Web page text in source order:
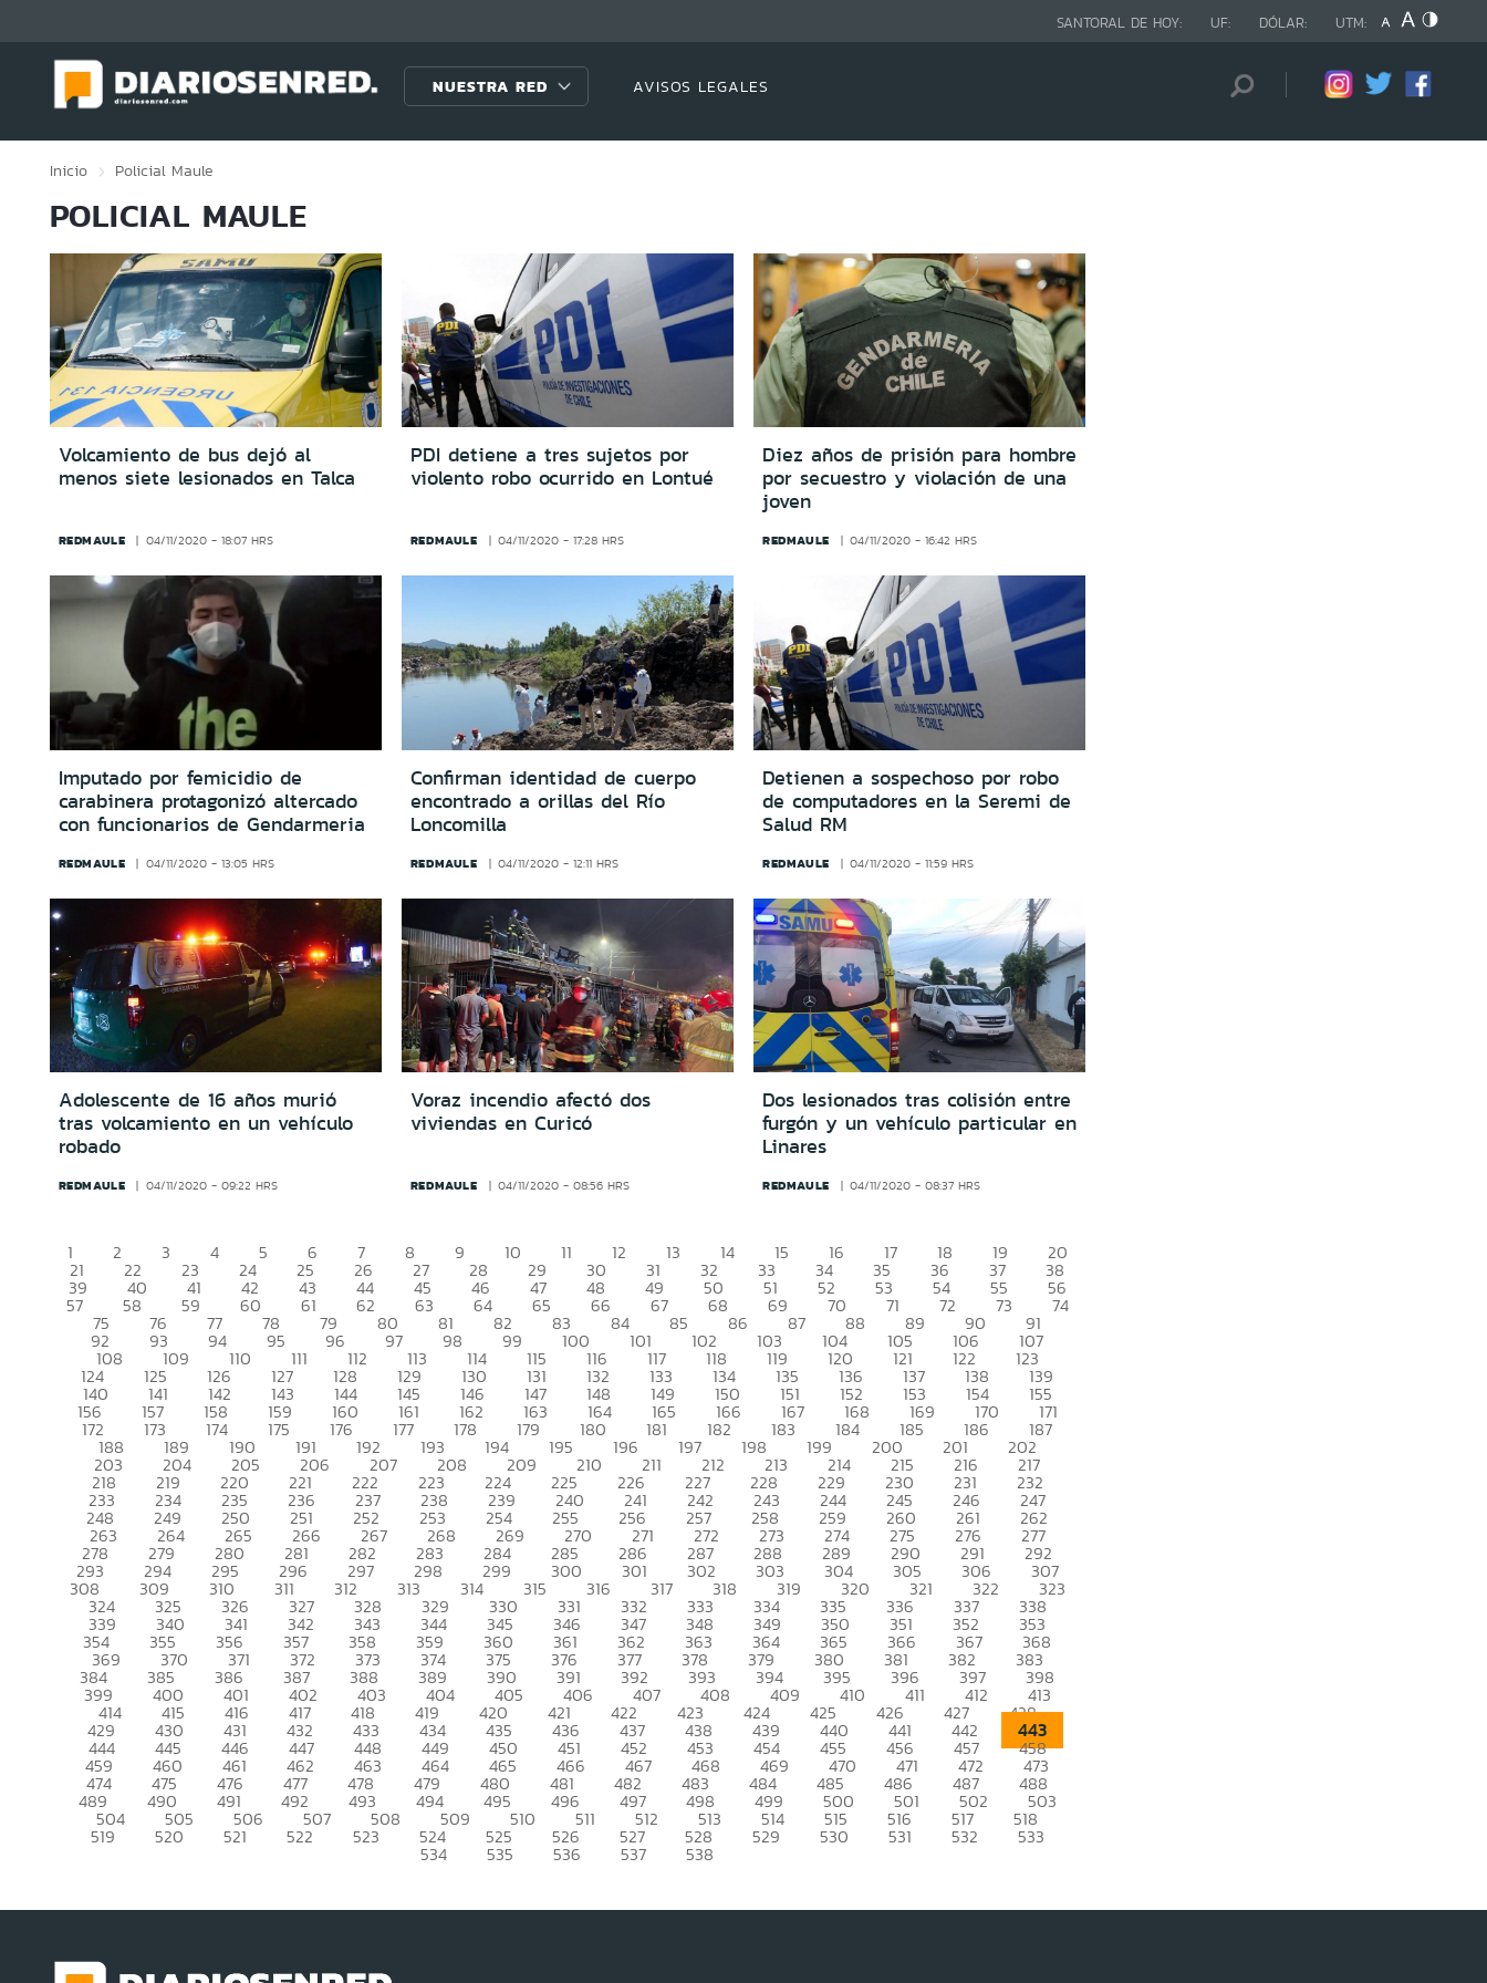
SANTORAL DE HOY: UF: DÓLAR: UTM:
NUESTRA RED AVISOS LEGALES
Inicio Policial Maule
POLICIAL MAULE
Volcamiento de bus dejó al
menos siete lesionados en Talca
REDMAULE 04/11/2020 - 18:07 HRS
PDI detiene a tres sujetos por
violento robo ocurrido en Lontué
REDMAULE 04/11/2020 - 17:28 HRS
Diez años de prisión para hombre
por secuestro y violación de una
joven
REDMAULE 04/11/2020 - 16:42 HRS
Imputado por femicidio de
carabinera protagonizó altercado
con funcionarios de Gendarmeria
REDMAULE 04/11/2020 - 13:05 HRS
Confirman identidad de cuerpo
encontrado a orillas del Río
Loncomilla
REDMAULE 04/11/2020 - 12:11 HRS
Detienen a sospechoso por robo
de computadores en la Seremi de
Salud RM
REDMAULE 04/11/2020 - 11:59 HRS
Adolescente de 16 años murió
tras volcamiento en un vehículo
robado
REDMAULE 04/11/2020 - 09:22 HRS
Voraz incendio afectó dos
viviendas en Curicó
REDMAULE 04/11/2020 - 08:56 HRS
Dos lesionados tras colisión entre
furgón y un vehículo particular en
Linares
REDMAULE 04/11/2020 - 08:37 HRS
1 2 3 4 5 6 7 8 9 10 11 12 13 14 15 16 17 18 19 20
21 22 23 24 25 26 27 28 29 30 31 32 33 34 35 36 37 38
39 40 41 42 43 44 45 46 47 48 49 50 51 52 53 54 55 56
57 58 59 60 61 62 63 64 65 66 67 68 69 70 71 72 73 74
75 76 77 78 79 80 81 82 83 84 85 86 87 88 89 90 91
92 93 94 95 96 97 98 99 100 101 102 103 104 105 106 107
108 109 110 111 112 113 114 115 116 117 118 119 120 121 122 123
124 125 126 127 128 129 130 131 132 133 134 135 136 137 138 139
140 141 142 143 144 145 146 147 148 149 150 151 152 153 154 155
156 157 158 159 160 161 162 163 164 165 166 167 168 169 170 171
172 173 174 175 176 177 178 179 180 181 182 183 184 185 186 187
188 189 190 191 192 193 194 195 196 197 198 199 200 201 202
203 204 205 206 207 208 209 210 211 212 213 214 215 216 217
218 219 220 221 222 223 224 225 226 227 228 229 230 231 232
233 234 235 236 237 238 239 240 241 242 243 244 245 246 247
248 249 250 251 252 253 254 255 256 257 258 259 260 261 262
263 264 265 266 267 268 269 270 271 272 273 274 275 276 277
278 279 280 281 282 283 284 285 286 287 288 289 290 291 292
293 294 295 296 297 298 299 300 301 302 303 304 305 306 307
308 309 310 311 312 313 314 315 316 317 318 319 320 321 322 323
324 325 326 327 328 329 330 331 332 333 334 335 336 337 338
339 340 341 342 343 344 345 346 347 348 349 350 351 352 353
354 355 356 357 358 359 360 361 362 363 364 365 366 367 368
369 370 371 372 373 374 375 376 377 378 379 380 381 382 383
384 385 386 387 388 389 390 391 392 393 394 395 396 397 398
399 400 401 402 403 404 405 406 407 408 409 410 411 412 413
414 415 416 417 418 419 420 421 422 423 424 425 426 427 428
429 430 431 432 433 434 435 436 437 438 439 440 441 442 443
444 445 446 447 448 449 450 451 452 453 454 455 456 457 458
459 460 461 462 463 464 465 466 467 468 469 470 471 472 473
474 475 476 477 478 479 480 481 482 483 484 485 486 487 488
489 490 491 492 493 494 495 496 497 498 499 500 501 502 503
504 505 506 507 508 509 510 511 512 513 514 515 516 517 518
519 520 521 522 523 524 525 526 527 528 529 530 531 532 533
534 535 536 537 538